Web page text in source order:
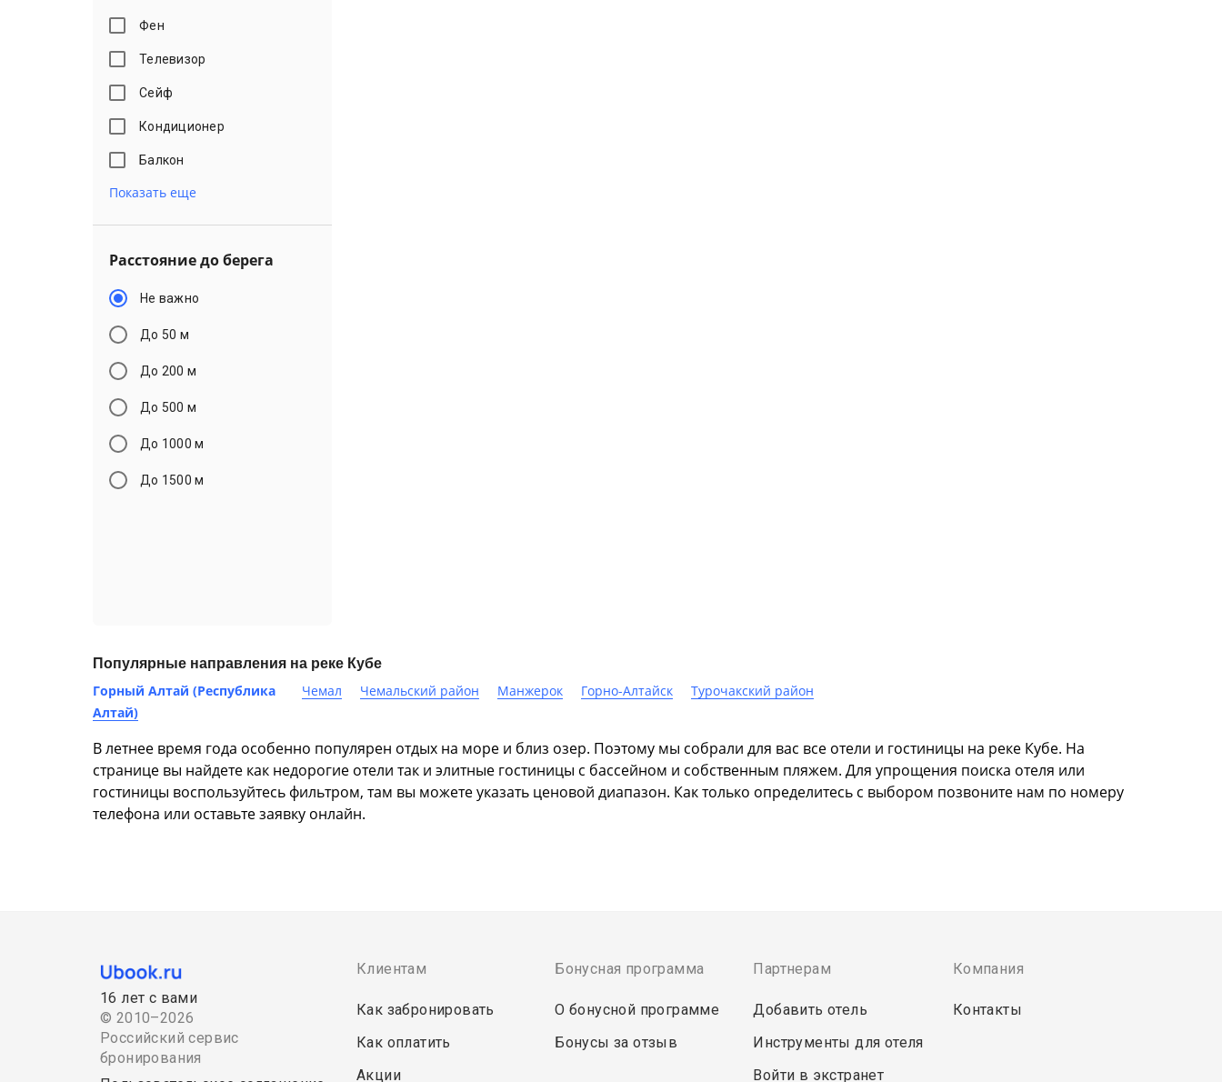
Фен
Телевизор
Сейф
Кондиционер
Балкон
Показать еще
Расстояние до берега
Не важно
До 50 м
До 200 м
До 500 м
До 1000 м
До 1500 м
Популярные направления на реке Кубе
Горный Алтай (Республика
Алтай)
Чемал Чемальский район Манжерок Горно-Алтайск Турочакский район
В летнее время года особенно популярен отдых на море и близ озер. Поэтому мы собрали для вас все отели и гостиницы на реке Кубе. На
странице вы найдете как недорогие отели так и элитные гостиницы с бассейном и собственным пляжем. Для упрощения поиска отеля или
гостиницы воспользуйтесь фильтром, там вы можете указать ценовой диапазон. Как только определитесь с выбором позвоните нам по номеру
телефона или оставьте заявку онлайн.
16 лет с вами
© 2010–2026
Российский сервис
бронирования
Клиентам
Как забронировать
Как оплатить
Акции
Бонусная программа
О бонусной программе
Бонусы за отзыв
Партнерам
Добавить отель
Инструменты для отеля
Войти в экстранет
Компания
Контакты